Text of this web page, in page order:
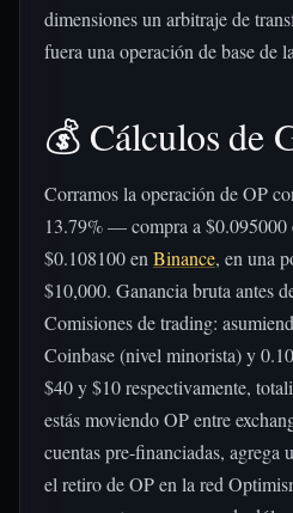
dimensiones un arbitraje de
fuera una operación de base de
💰 Cálculos de
Corramos la operación de OP
13.79% — compra a $0.095000
$0.108100 en Binance, en una
$10,000. Ganancia bruta antes
Comisiones de trading:
Coinbase (nivel minorista) y
$40 y $10 respectivamente,
estás moviendo OP entre
cuentas pre-financiadas,
el retiro de OP en la red